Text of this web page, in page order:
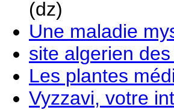
(dz)
Une maladie
site algerien
Les plantes
Vyzzavi, votre